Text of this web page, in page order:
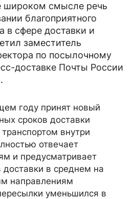
широком смысле речь
благоприятного
в сфере доставки и
заместитель
по посылочному
доставке Почты России
году принят новый
сроков доставки
внутри
отвечает
и предусматривает
в среднем на
направлениям
уменьшился в